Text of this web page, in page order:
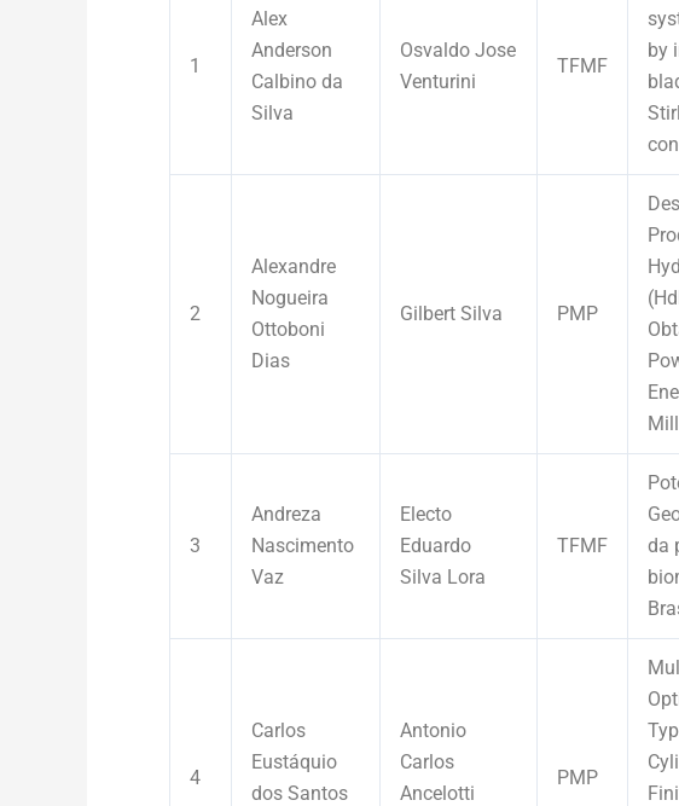
1
Alex
Anderson
Calbino da
Silva
Osvaldo Jose
Venturini
TFMF
by
2
Alexandre
Nogueira
Ottoboni
Dias
Gilbert Silva PMP
3
Andreza
Nascimento
Vaz
Electo
Eduardo
Silva Lora
TFMF
da
4
Carlos
Eustáquio
dos Santos
Antonio
Carlos
Ancelotti
PMP